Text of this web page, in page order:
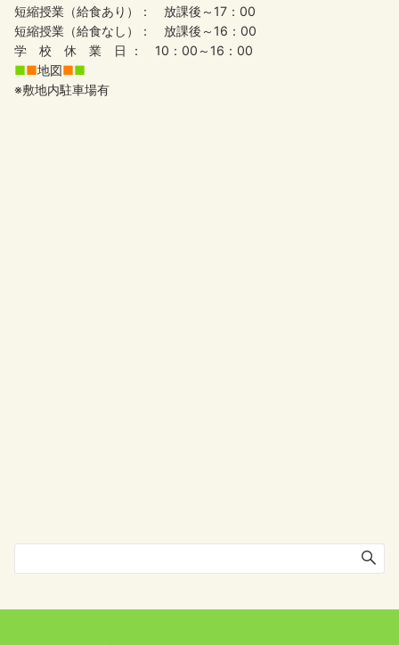
短縮授業（給食あり）： 放課後～17：00
短縮授業（給食なし）： 放課後～16：00
学 校 休 業 日 ： 10：00～16：00
■■地図■■
※敷地内駐車場有